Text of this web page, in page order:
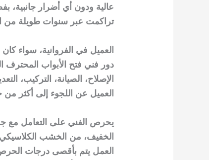
عالية ودون أي أضرار جانبية،
تراكمت عبر سنوات طويلة من
العميل في الفروانية، سواء
دور فني فتح الأبواب المحترف
الإصلاح، الصيانة، التركيب،
العميل عن اللجوء إلى أكثر من
يحرص الفني على التعامل مع
الخفيف، من الخشب الكلاسيكي
العمل يتم بأقصى درجات